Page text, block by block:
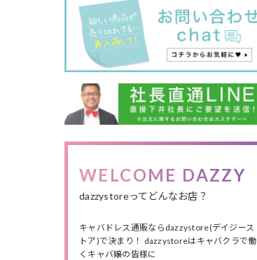
WELCOME DAZZY
dazzystoreってどんなお店？
キャバドレス通販ならdazzystore(デイジース
トア)で決まり！ dazzystoreはキャバクラで働
くキャバ嬢の皆様に